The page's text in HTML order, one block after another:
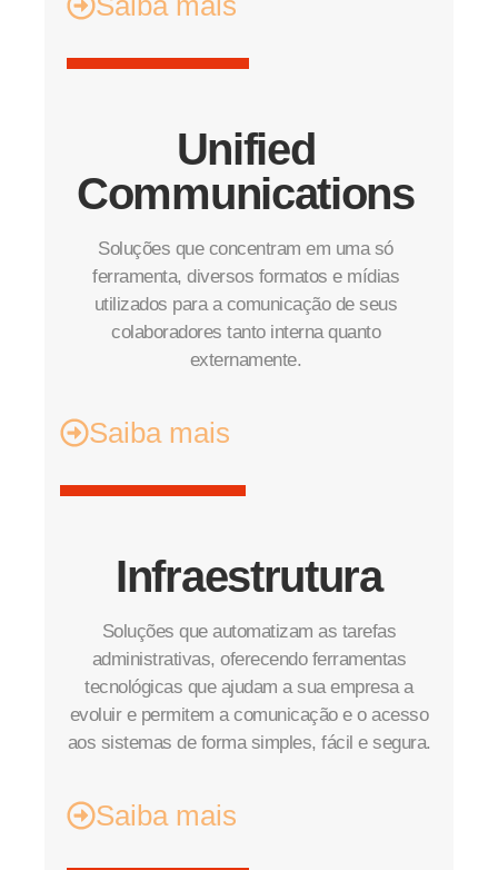
Unified
Communications
Soluções que concentram em uma só
ferramenta, diversos formatos e mídias
utilizados para a comunicação de seus
colaboradores tanto interna quanto
externamente.
Saiba mais
Infraestrutura
Soluções que automatizam as tarefas
administrativas, oferecendo ferramentas
tecnológicas que ajudam a sua empresa a
evoluir e permitem a comunicação e o acesso
aos sistemas de forma simples, fácil e segura.
Saiba mais